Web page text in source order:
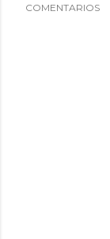
COMENTARIOS